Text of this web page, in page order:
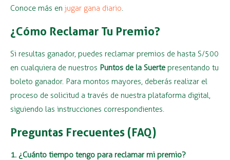
Conoce más en jugar gana diario.
¿Cómo Reclamar Tu Premio?
Si resultas ganador, puedes reclamar premios de hasta S/500
en cualquiera de nuestros Puntos de la Suerte presentando tu
boleto ganador. Para montos mayores, deberás realizar el
proceso de solicitud a través de nuestra plataforma digital,
siguiendo las instrucciones correspondientes.
Preguntas Frecuentes (FAQ)
1. ¿Cuánto tiempo tengo para reclamar mi premio?